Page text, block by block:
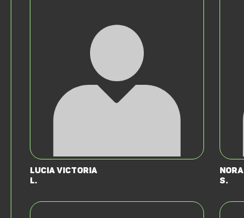
Lucia Victoria
L.
Nora
S.